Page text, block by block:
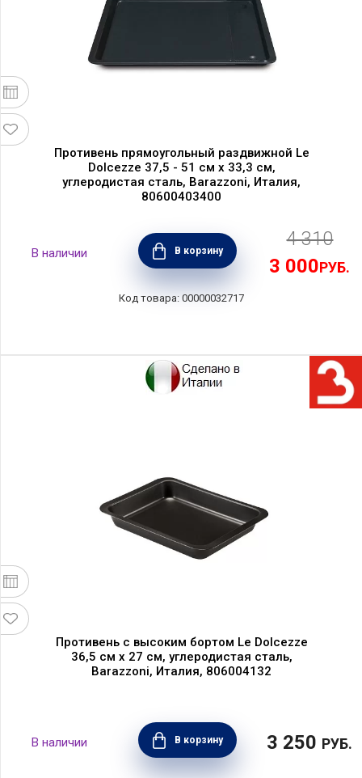
Противень прямоугольный раздвижной Le
Dolcezze 37,5 - 51 см х 33,3 см,
углеродистая сталь, Barazzoni, Италия,
80600403400
В корзину
4 310
3 000РУБ.
00000032717
Противень с высоким бортом Le Dolcezze
36,5 см х 27 см, углеродистая сталь,
Barazzoni, Италия, 806004132
В корзину 3 250 РУБ.